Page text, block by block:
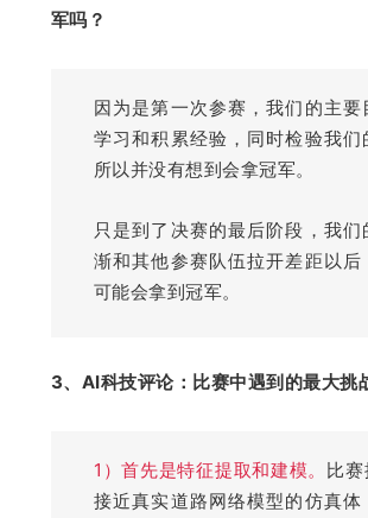
军吗？
因为是第一次参赛，我们的主要
学习和积累经验，同时检验我们
所以并没有想到会拿冠军。
只是到了决赛的最后阶段，我们
渐和其他参赛队伍拉开差距以后
可能会拿到冠军。
3、AI科技评论： 比赛中遇到的最大挑
1）首先是特征提取和建模。 比
接近真实道路网络模型的仿真体